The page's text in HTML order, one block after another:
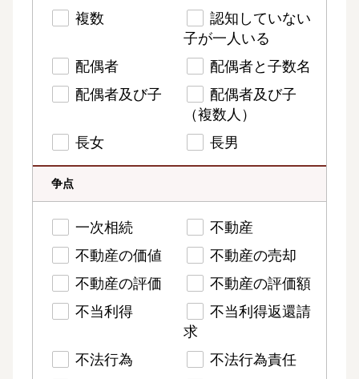
複数
認知していない
子が一人いる
配偶者
配偶者と子数名
配偶者及び子
配偶者及び子
（複数人）
長女
長男
争点
一次相続
不動産
不動産の価値
不動産の売却
不動産の評価
不動産の評価額
不当利得
不当利得返還請
求
不法行為
不法行為責任